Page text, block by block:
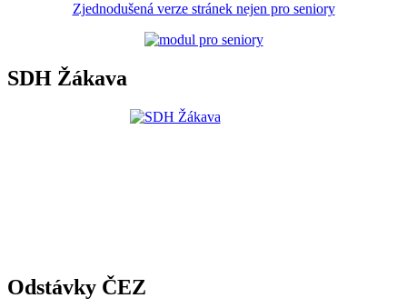
Zjednodušená verze stránek nejen pro seniory
SDH Žákava
Odstávky ČEZ